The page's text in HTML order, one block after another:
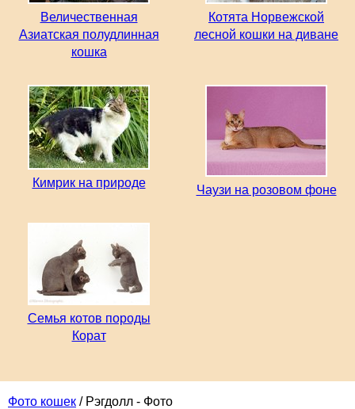
Фото кошек / Рэгдолл - Фото
Величественная
Азиатская полудлинная
кошка
Котята Норвежской
лесной кошки на диване
Кимрик на природе
Чаузи на розовом фоне
Семья котов породы
Корат